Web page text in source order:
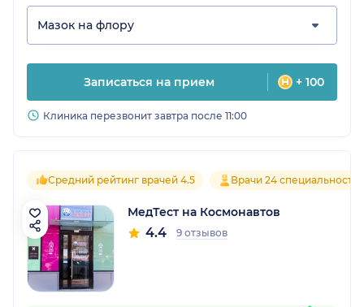
Мазок на флору
Записаться на прием + 100
Клиника перезвонит завтра после 11:00
Средний рейтинг врачей 4.5 Врачи 24
МедТест на Космонавтов
4.4 9 отзывов